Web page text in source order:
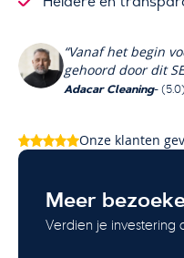
“Vanaf het begin
gehoord door dit
Adacar Cleaning- (5.0)
Onze klanten
Meer
Verdien je investering